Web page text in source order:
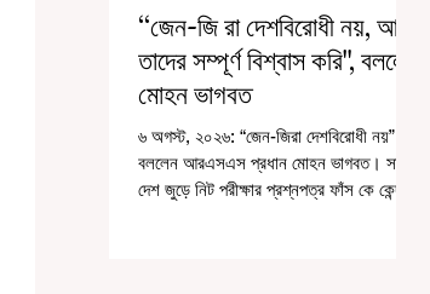
“জেন-জি রা দেশবিরোধী নয়, আমি
তাদের সম্পূর্ণ বিশ্বাস করি", বললেন
মোহন ভাগবত
৬ অগস্ট, ২০২৬: “জেন-জিরা দেশবিরোধী নয়”।
বললেন আরএসএস প্রধান মোহন ভাগবত। সারা
দেশ জুড়ে নিট পরীক্ষার প্রশ্নপত্র ফাঁস কে কেন্দ্র